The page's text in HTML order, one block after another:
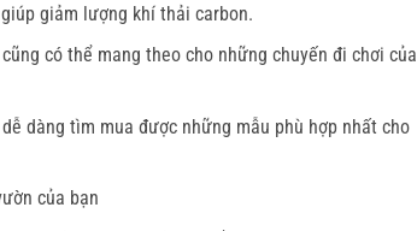
giảm lượng khí thải carbon.
có thể mang theo cho những chuyến đi chơi của
dàng tìm mua được những mẫu phù hợp nhất cho
của bạn